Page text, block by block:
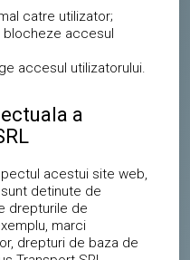
catre utilizator;
blocheze accesul
accesul utilizatorului.
a
acestui site web,
detinute de
drepturile de
marci
drepturi de baza de